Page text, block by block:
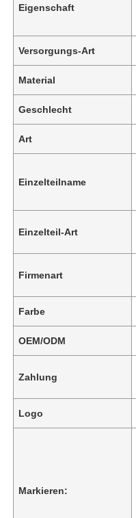
Eigenschaft
Versorgungs-Art
Material
Geschlecht
Art
Einzelteilname
Einzelteil-Art
Firmenart
Farbe
OEM/ODM
Zahlung
Logo
Markieren: